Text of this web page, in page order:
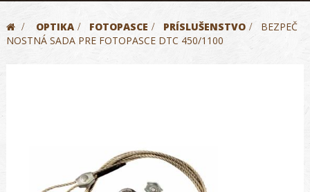
> OPTIKA > FOTOPASCE > PRÍSLUŠENSTVO >
BEZPEČ
NOSTNÁ SADA PRE FOTOPASCE DTC 450/1100